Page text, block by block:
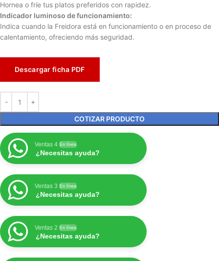
Hornea o fríe tus platos preferidos con rapidez.
Indicador luminoso de funcionamiento:
Indica cuando la Freidora está en funcionamiento o en proceso de
calentamiento, ofreciendo más seguridad.
Descargar ficha PDF
COTIZAR PRODUCTO
Ventas 4 En línea
¿Necesitas ayuda?
Ventas 3 En línea
¿Necesitas ayuda?
Ventas 2 En línea
¿Necesitas ayuda?